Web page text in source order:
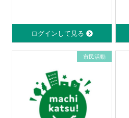
ログインして見る
市民活動